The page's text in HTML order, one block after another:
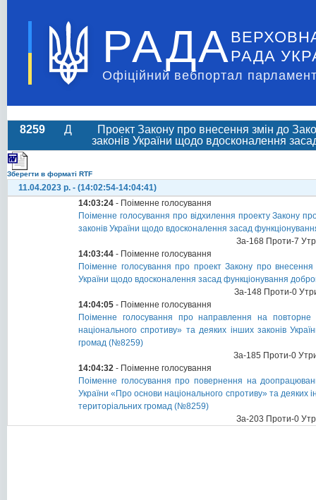
РАДА РАДА
Офіційний вебпортал
8259 Д
Проект Закону про внесення змін до
законів України щодо вдосконалення
Зберегти в форматі RTF
11.04.2023 р. - (14:02:54-14:04:41)
14:03:24 - Поіменне голосування
Поіменне голосування про відхилення проекту Закону
законів України щодо вдосконалення засад
За-168 Проти-7
14:03:44 - Поіменне голосування
Поіменне голосування про проект Закону про
України щодо вдосконалення засад функціонування
За-148 Проти-0
14:04:05 - Поіменне голосування
Поіменне голосування про направлення на
національного спротиву» та деяких інших законів
громад (№8259)
За-185 Проти-0
14:04:32 - Поіменне голосування
Поіменне голосування про повернення на
України «Про основи національного спротиву» та
територіальних громад (№8259)
За-203 Проти-0